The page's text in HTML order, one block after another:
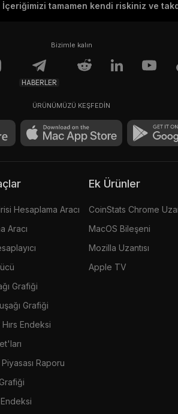
tamamen kendi riskiniz ve
Bizimle kalın
HABERLER
ÜRÜNÜMÜZÜ KEŞFEDİN
Hesaplama Aracı
Aracı
Grafiği
Grafiği
Endeksi
Raporu
Ek Ürünler
CoinStats Chrome
MacOS Bileşeni
Mozilla Uzantısı
Apple TV